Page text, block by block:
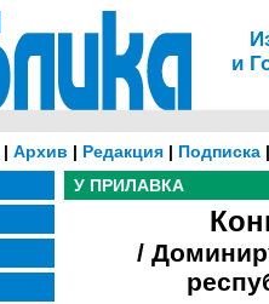
и
| Архив | Редакция | Подписка
У ПРИЛАВКА
/